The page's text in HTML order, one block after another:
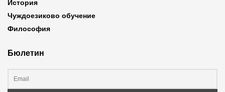
История
Чуждоезиково обучение
Философия
Бюлетин